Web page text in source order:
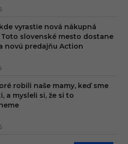
vyrastie nová nákupná
Toto slovenské mesto dostane
novú predajňu Action
robili naše mamy, keď sme
a mysleli si, že si to